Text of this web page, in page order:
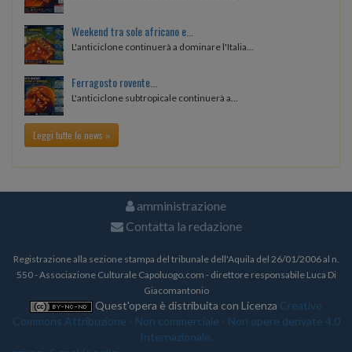
Weekend tra sole africano e...
L'anticiclone continuerà a dominare l'Italia...
Ferragosto rovente...
L'anticiclone subtropicale continuerà a...
Leggi tutte le news »
amministrazione
Contatta la redazione
Registrazione alla sezione stampa del tribunale dell'Aquila del 26/01/2006 al n.
550 - Associazione Culturale Capoluogo.com - direttore responsabile Luca Di
Giacomantonio
Quest'opera è distribuita con Licenza Creative
Commons Attribuzione - Non commerciale - Non opere derivate 4.0
Internazionale.